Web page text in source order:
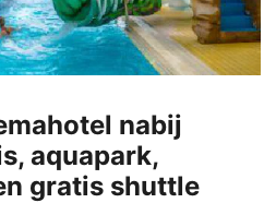
nabij
aquapark,
gratis shuttle